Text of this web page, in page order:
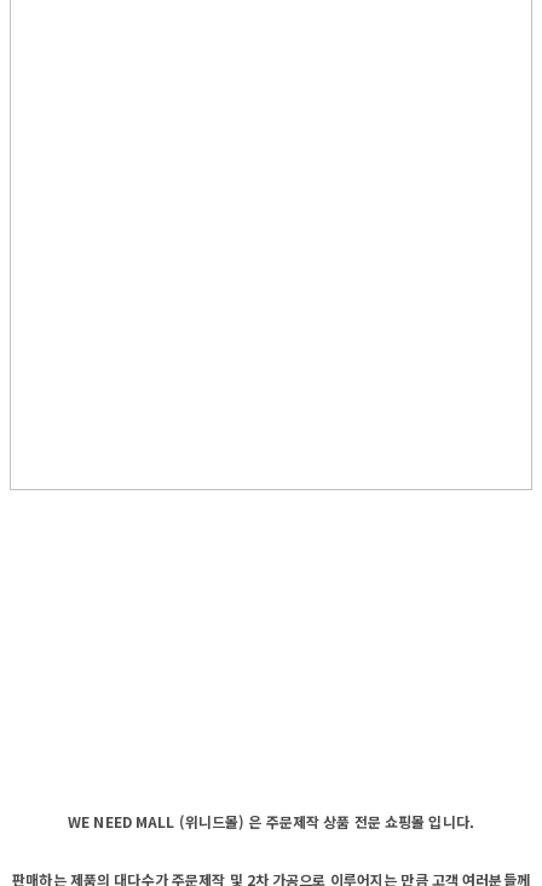
WE NEED MALL (위니드몰) 은 주문제작 상품 전문 쇼핑몰 입니다.
판매하는 제품의 대다수가 주문제작 및 2차 가공으로 이루어지는 만큼 고객 여러분들께